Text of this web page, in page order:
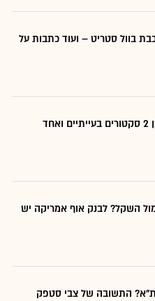
בוול סטריט – ועוד כתבות על
מנהל ההשקעות שמסמן 2 סקטורים בעייתיים ואחד
השקל? לבנק אוף אמריקה יש
התשובה של צבי סטפק